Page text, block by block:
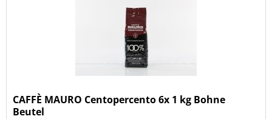
CAFFÈ MAURO Centopercento 6x 1 kg Bohne
Beutel